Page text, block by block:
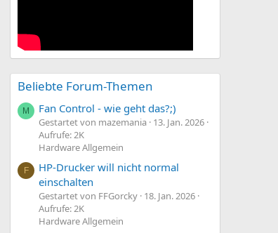
Beliebte Forum-Themen
M Fan Control - wie geht das?;)
Gestartet von mazemania 13. Jan. 2026
Aufrufe: 2K
Hardware Allgemein
F
HP-Drucker will nicht normal
einschalten
Gestartet von FFGorcky 18. Jan. 2026
Aufrufe: 2K
Hardware Allgemein